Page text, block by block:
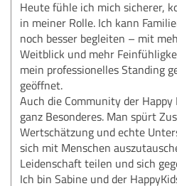
Heute fühle ich mich sicherer,
in meiner Rolle. Ich kann
noch besser begleiten – mit
Weitblick und mehr
mein professionelles Standing
geöffnet.
Auch die Community der
ganz Besonderes. Man spürt
Wertschätzung und echte
sich mit Menschen
Leidenschaft teilen und sich
Ich bin Sabine und der